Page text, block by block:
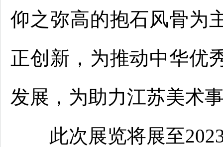
仰之弥高的抱石风骨为
正创新，为推动中华优
发展，为助力江苏美术
此次展览将展至2023